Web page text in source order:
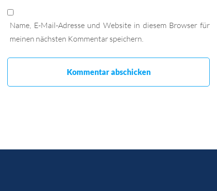
Name, E-Mail-Adresse und Website in diesem Browser für
meinen nächsten Kommentar speichern.